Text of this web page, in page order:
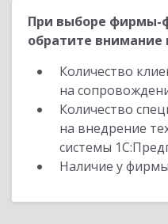
При выборе фирмы-
обратите внимание
Количество
на
Количество
на внедрение
системы
Наличие у фирмы